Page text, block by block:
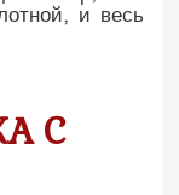
и весь
С